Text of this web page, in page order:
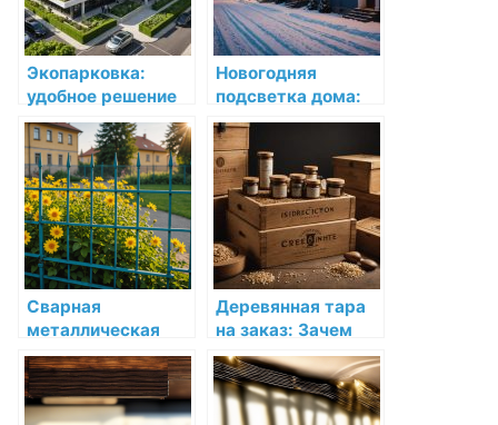
Экопарковка:
удобное решение
для современных
городов
Новогодняя
подсветка дома:
волшебство света
в Краснодаре
Сварная
металлическая
сетка в
Хмельницком:
универсальное
Деревянная тара
на заказ: Зачем
выбирать
натуральный
материал для